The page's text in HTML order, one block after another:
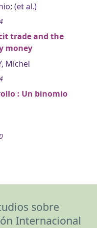
; (et al.)
trade and the
money
Michel
: Un binomio
sobre
Internacional